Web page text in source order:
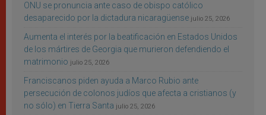
ONU se pronuncia ante caso de obispo católico
desaparecido por la dictadura nicaragüense julio 25, 2026
Aumenta el interés por la beatificación en Estados Unidos
de los mártires de Georgia que murieron defendiendo el
matrimonio julio 25, 2026
Franciscanos piden ayuda a Marco Rubio ante
persecución de colonos judíos que afecta a cristianos (y
no sólo) en Tierra Santa julio 25, 2026